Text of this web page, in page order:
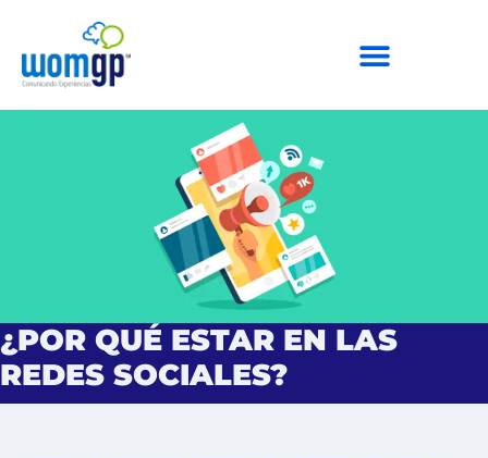
¿POR QUÉ ESTAR EN LAS
REDES SOCIALES?